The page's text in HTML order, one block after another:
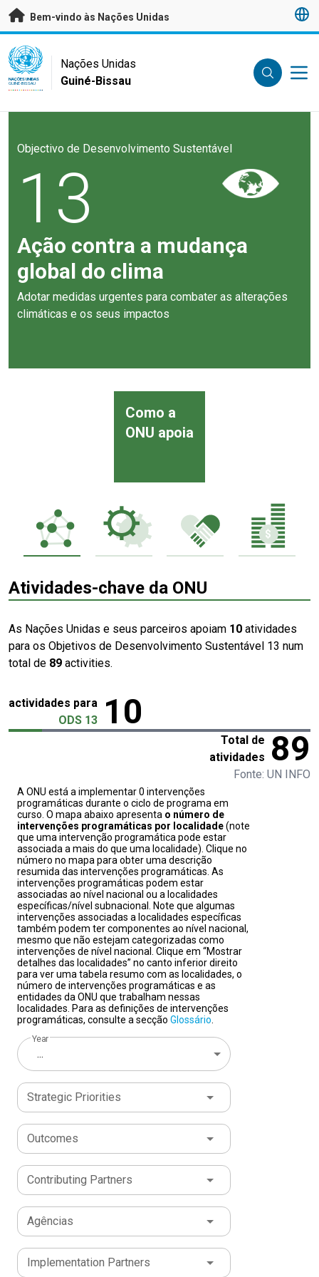
Saltar para conteúdo principal
Bem-vindo às Nações Unidas
UN Logo
NAÇÕES UNIDAS
GUINÉ-BISSAU
Nações Unidas
Guiné-Bissau
Objectivo de Desenvolvimento Sustentável
13
Ação contra a mudança
global do clima
Adotar medidas urgentes para combater as alterações
climáticas e os seus impactos
Como a
ONU apoia
Atividades-chave da ONU
As Nações Unidas e seus parceiros apoiam 10 atividades
para os Objetivos de Desenvolvimento Sustentável 13 num
total de 89 activities.
actividades para
ODS 13
10
Total de
atividades 89
Fonte: UN INFO
A ONU está a implementar 0 intervenções
programáticas durante o ciclo de programa em
curso. O mapa abaixo apresenta o número de
intervenções programáticas por localidade(note
que uma intervenção programática pode estar
associada a mais do que uma localidade). Clique no
número no mapa para obter uma descrição
resumida das intervenções programáticas. As
intervenções programáticas podem estar
associadas ao nível nacional ou a localidades
específicas/nível subnacional. Note que algumas
intervenções associadas a localidades específicas
também podem ter componentes ao nível nacional,
mesmo que não estejam categorizadas como
intervenções de nível nacional. Clique em “Mostrar
detalhes das localidades” no canto inferior direito
para ver uma tabela resumo com as localidades, o
número de intervenções programáticas e as
entidades da ONU que trabalham nessas
localidades. Para as definições de intervenções
programáticas, consulte a secção Glossário
Year
...
Strategic Priorities
Outcomes
Contributing Partners
Agências
Implementation Partners